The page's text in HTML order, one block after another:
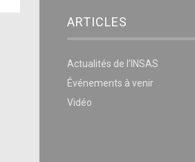
ARTICLES
Actualités de l’INSAS
Événements à venir
Vidéo